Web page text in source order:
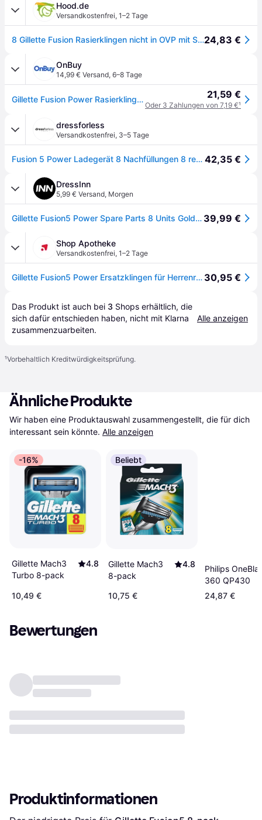
Hood.de
Versandkostenfrei, 1–2 Tage
8 Gillette Fusion Rasierklingen nicht in OVP mit Seriennummer24,83 €
OnBuy
14,99 € Versand, 6–8 Tage
Gillette Fusion Power Rasierklingen - Packung mit 8 Klingen 21,59 €
Oder 3 Zahlungen von 7,19 €¹
dressforless
Versandkostenfrei, 3–5 Tage
Fusion 5 Power Ladegerät 8 Nachfüllungen 8 recambios 42,35 €
DressInn
5,99 € Versand, Morgen
Gillette Fusion5 Power Spare Parts 8 Units Golden Mann 39,99 €
Shop Apotheke
Versandkostenfrei, 1–2 Tage
Gillette Fusion5 Power Ersatzklingen für Herrenrasierer mit Gleitstreifen 8 St 30,95 €
Das Produkt ist auch bei 3 Shops erhältlich, die
sich dafür entschieden haben, nicht mit Klarna
zusammenzuarbeiten.
Alle anzeigen
¹Vorbehaltlich Kreditwürdigkeitsprüfung.
Ähnliche Produkte
Wir haben eine Produktauswahl zusammengestellt, die für dich
interessant sein könnte. Alle anzeigen
-16%
Gillette Mach3
Turbo 8-pack
4.8
10,49 €
Beliebt
Gillette Mach3
8-pack
4.8
10,75 €
Philips
360 QP430
24,87 €
Bewertungen
Produktinformationen